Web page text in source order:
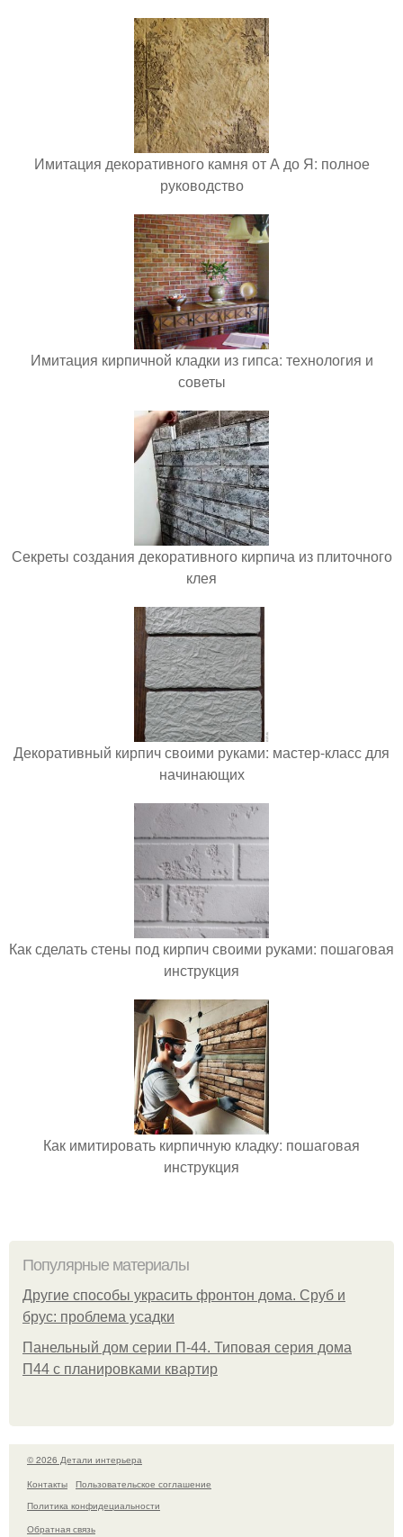
Имитация декоративного камня от А до Я: полное
руководство
Имитация кирпичной кладки из гипса: технология и
советы
Секреты создания декоративного кирпича из плиточного
клея
Декоративный кирпич своими руками: мастер-класс для
начинающих
Как сделать стены под кирпич своими руками: пошаговая
инструкция
Как имитировать кирпичную кладку: пошаговая
инструкция
Популярные материалы
Другие способы украсить фронтон дома. Сруб и
брус: проблема усадки
Панельный дом серии П-44. Типовая серия дома
П44 с планировками квартир
© 2026 Детали интерьера
Контакты
Пользовательское соглашение
Политика конфидециальности
Обратная связь